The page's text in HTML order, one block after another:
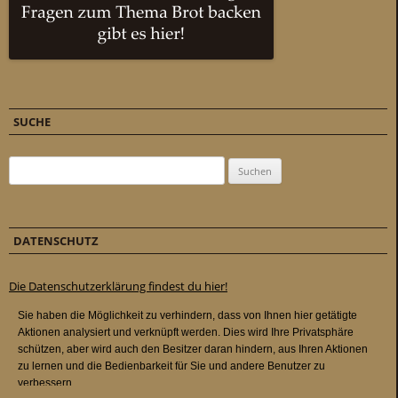
SUCHE
DATENSCHUTZ
Die Datenschutzerklärung findest du hier!